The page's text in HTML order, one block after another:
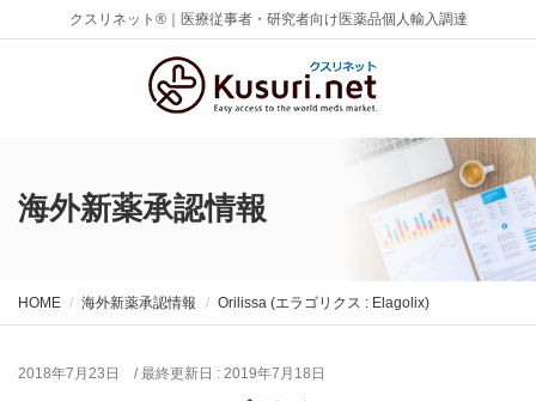
クスリネット®｜医療従事者・研究者向け医薬品個人輸入調達
海外新薬承認情報
HOME 海外新薬承認情報 Orilissa (エラゴリクス : Elagolix)
2018年7月23日 / 最終更新日 : 2019年7月18日